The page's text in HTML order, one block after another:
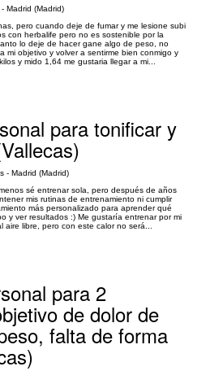
Madrid (Madrid)
pero cuando deje de fumar y me lesione subi
con herbalife pero no es sostenible por la
lo deje de hacer gane algo de peso, no
mi objetivo y volver a sentirme bien conmigo y
y mido 1,64 me gustaria llegar a mi...
para tonificar y
- Madrid (Madrid)
sé entrenar sola, pero después de años
mis rutinas de entrenamiento ni cumplir
más personalizado para aprender qué
y ver resultados :) Me gustaría entrenar por mi
libre, pero con este calor no será...
para 2
de dolor de
falta de forma